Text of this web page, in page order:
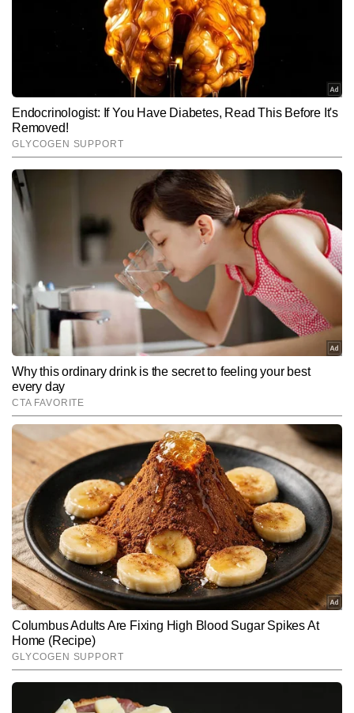
The Timeline moves fast, so we hope this…
pic.twitter.com/4hUGQS6KJf
— Nikita Bier (@nikitabier)
May 12, 2026
के बजाय, सीधे इसी प्लेटफॉर्म पर कंटेंट देखने में ज्यादा समय बिताने
के लिए भी प्रोत्साहित कर सकता है।
Hindi NewsTech-Gadgets
AUTHOR
गौरव तिवारी टाइम्स नाउ नवभारत डिजिटल में टेक और ऑटो बीट को कवर करते
हैं। मीडिया इंडस्ट्री में 9 वर्षों के अनुभव के साथ, गौरव तकनीकी दुनिया की तेजी से
बदलती जानकारियो को सरल और समझने योग्य भाषा में पेश करने के लिए जाने जाते
हैं। वह गैजेट रिव्यू, टेलिकॉम अपडेट्स, आर्टिफिशियल इंटेलिजेंस, साइबर क्राइम,
टिप्स एंड ट्रिक्स, ई-कॉमर्स और ऑटोमोबाइल सेक्टर की महत्वपूर्ण खबरों पर
लगातार काम करते हैं। गौरव अब तक 10,000 से अधिक आर्टिकल्स लिख चुके
हैं। उनकी स्टोरीज न सिर्फ टेक-सेवी पाठकों के लिए उपयोगी होती हैं, बल्कि आम
यूजर्स को भी नई तकनीक समझने और अपनाने में मदद करती हैं।
और पढ़ें
Follow Us:
Subscribe to our daily Newsletter!
SUBMIT